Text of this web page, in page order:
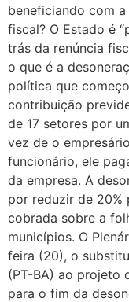
beneficiando com
fiscal? O Estado é
trás da renúncia
o que é a
política que
contribuição
de 17 setores por
vez de o
funcionário, ele
da empresa. A
por reduzir de 20%
cobrada sobre a
municípios. O
feira (20), o
(PT-BA) ao projeto
para o fim da